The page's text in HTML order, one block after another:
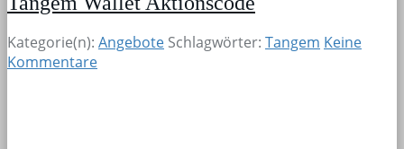
Kategorie(n): Angebote Schlagwörter: Tangem Keine
Kommentare